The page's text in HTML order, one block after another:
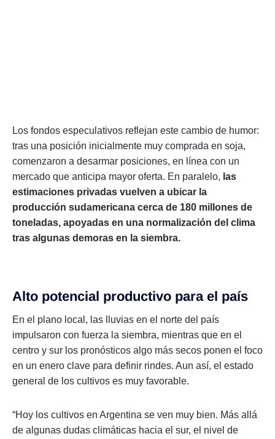
Los fondos especulativos reflejan este cambio de humor:
tras una posición inicialmente muy comprada en soja,
comenzaron a desarmar posiciones, en línea con un
mercado que anticipa mayor oferta. En paralelo, las
estimaciones privadas vuelven a ubicar la
producción sudamericana cerca de 180 millones de
toneladas, apoyadas en una normalización del clima
tras algunas demoras en la siembra.
Alto potencial productivo para el país
En el plano local, las lluvias en el norte del país
impulsaron con fuerza la siembra, mientras que en el
centro y sur los pronósticos algo más secos ponen el foco
en un enero clave para definir rindes. Aun así, el estado
general de los cultivos es muy favorable.
“Hoy los cultivos en Argentina se ven muy bien. Más allá
de algunas dudas climáticas hacia el sur, el nivel de